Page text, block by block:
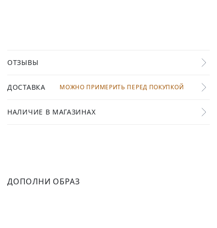
ОТЗЫВЫ
ДОСТАВКА МОЖНО ПРИМЕРИТЬ ПЕРЕД ПОКУПКОЙ
НАЛИЧИЕ В МАГАЗИНАХ
ДОПОЛНИ ОБРАЗ